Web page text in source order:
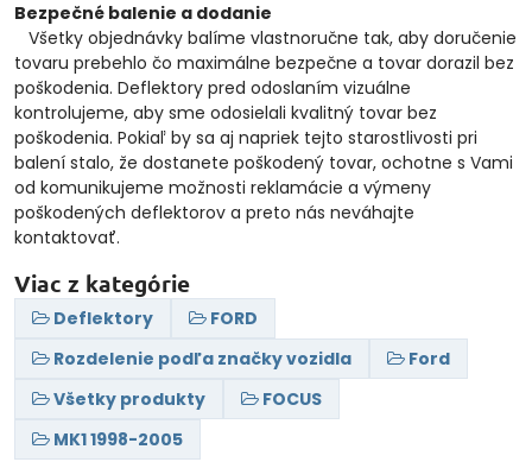
Bezpečné balenie a dodanie
Všetky objednávky balíme vlastnoručne tak, aby doručenie
tovaru prebehlo čo maximálne bezpečne a tovar dorazil bez
poškodenia. Deflektory pred odoslaním vizuálne
kontrolujeme, aby sme odosielali kvalitný tovar bez
poškodenia. Pokiaľ by sa aj napriek tejto starostlivosti pri
balení stalo, že dostanete poškodený tovar, ochotne s Vami
od komunikujeme možnosti reklamácie a výmeny
poškodených deflektorov a preto nás neváhajte
kontaktovať.
Viac z kategórie
Deflektory
FORD
Rozdelenie podľa značky vozidla
Ford
Všetky produkty
FOCUS
MK1 1998-2005